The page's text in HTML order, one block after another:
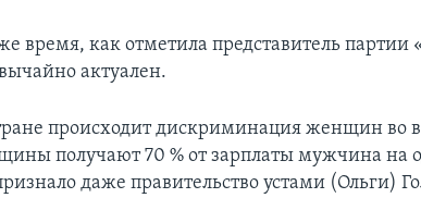
время, как отметила представитель
актуален.
происходит дискриминация женщин во
получают 70 % от зарплаты мужчина на
даже правительство устами (Ольги)